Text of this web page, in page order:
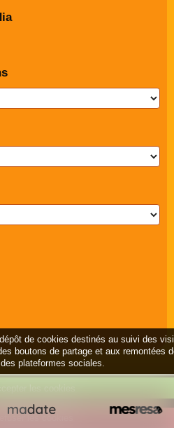
de cookies destinés au suivi des
boutons de partage et aux remontées
plateformes sociales.
les cookies